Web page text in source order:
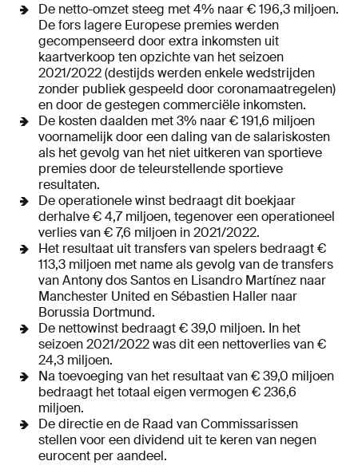
De netto-omzet steeg met 4% naar € 196,3 miljoen.
De fors lagere Europese premies werden
gecompenseerd door extra inkomsten uit
kaartverkoop ten opzichte van het seizoen
2021/2022 (destijds werden enkele wedstrijden
zonder publiek gespeeld door coronamaatregelen)
en door de gestegen commerciële inkomsten.
De kosten daalden met 3% naar € 191,6 miljoen
voornamelijk door een daling van de salariskosten
als het gevolg van het niet uitkeren van sportieve
premies door de teleurstellende sportieve
resultaten.
De operationele winst bedraagt dit boekjaar
derhalve € 4,7 miljoen, tegenover een operationeel
verlies van € 7,6 miljoen in 2021/2022.
Het resultaat uit transfers van spelers bedraagt €
113,3 miljoen met name als gevolg van de transfers
van Antony dos Santos en Lisandro Martínez naar
Manchester United en Sébastien Haller naar
Borussia Dortmund.
De nettowinst bedraagt € 39,0 miljoen. In het
seizoen 2021/2022 was dit een nettoverlies van €
24,3 miljoen.
Na toevoeging van het resultaat van € 39,0 miljoen
bedraagt het totaal eigen vermogen € 236,6
miljoen.
De directie en de Raad van Commissarissen
stellen voor een dividend uit te keren van negen
eurocent per aandeel.